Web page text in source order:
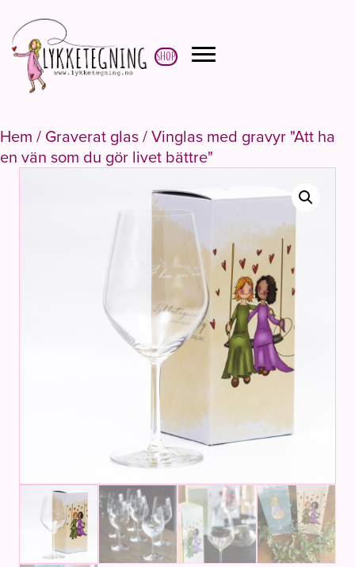
Shop
Hem / Graverat glas/ Vinglas med gravyr "Att ha
en vän som du gör livet bättre"